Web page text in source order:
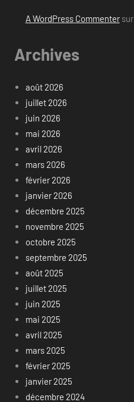
A WordPress Commentersur
Archives
août 2026
juillet 2026
juin 2026
mai 2026
avril 2026
mars 2026
février 2026
janvier 2026
décembre 2025
novembre 2025
octobre 2025
septembre 2025
août 2025
juillet 2025
juin 2025
mai 2025
avril 2025
mars 2025
février 2025
janvier 2025
décembre 2024